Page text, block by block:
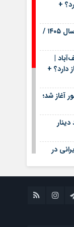
+
هشتمین عرضه اولیه فرابورس در سال ۱۴۰۵ /
|
دارد؟ +
آغاز شد؛
در
قیمت طلا و سکه امروز پنجشنبه ۱۵ مرداد/طلا
چه